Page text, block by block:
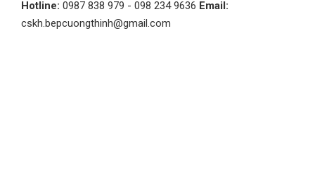
Hotline: 0987 838 979 - 098 234 9636 Email:
cskh.bepcuongthinh@gmail.com